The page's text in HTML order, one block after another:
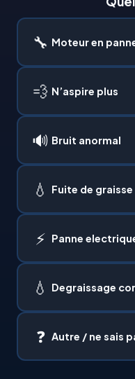
🔧 Moteur en
💨 N’aspire plus
🔊 Bruit anormal
💧 Fuite de graisse
⚡ Panne
💧 Degraissage
❓ Autre / ne sais